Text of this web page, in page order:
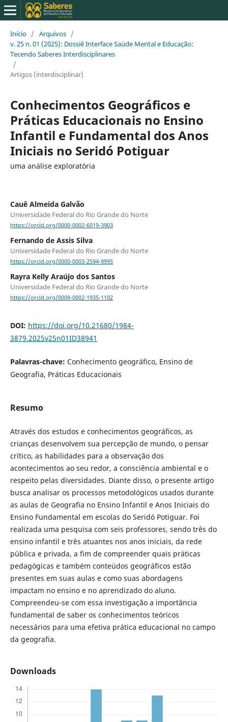
Início / Arquivos /
v. 25 n. 01 (2025): Dossiê Interface Saúde Mental e Educação:
Tecendo Saberes Interdisciplinares
/
Artigos (interdisciplinar)
Conhecimentos Geográficos e
Práticas Educacionais no Ensino
Infantil e Fundamental dos Anos
Iniciais no Seridó Potiguar
uma análise exploratória
Cauê Almeida Galvão
Universidade Federal do Rio Grande do Norte
https://orcid.org/0000-0002-6019-3903
Fernando de Assis Silva
Universidade Federal do Rio Grande do Norte
https://orcid.org/0000-0003-2594-9995
Rayra Kelly Araújo dos Santos
Universidade Federal do Rio Grande do Norte
https://orcid.org/0009-0002-1935-1102
DOI: https://doi.org/10.21680/1984-
3879.2025v25n01ID38941
Palavras-chave: Conhecimento geográfico, Ensino de
Geografia, Práticas Educacionais
Resumo
Através dos estudos e conhecimentos geográficos, as
crianças desenvolvem sua percepção de mundo, o pensar
crítico, as habilidades para a observação dos
acontecimentos ao seu redor, a consciência ambiental e o
respeito pelas diversidades. Diante disso, o presente artigo
busca analisar os processos metodológicos usados durante
as aulas de Geografia no Ensino Infantil e Anos Iniciais do
Ensino Fundamental em escolas do Seridó Potiguar. Foi
realizada uma pesquisa com seis professores, sendo três do
ensino infantil e três atuantes nos anos iniciais, da rede
pública e privada, a fim de compreender quais práticas
pedagógicas e também conteúdos geográficos estão
presentes em suas aulas e como suas abordagens
impactam no ensino e no aprendizado do aluno.
Compreendeu-se com essa investigação a importância
fundamental de saber os conhecimentos teóricos
necessários para uma efetiva prática educacional no campo
da geografia.
Downloads